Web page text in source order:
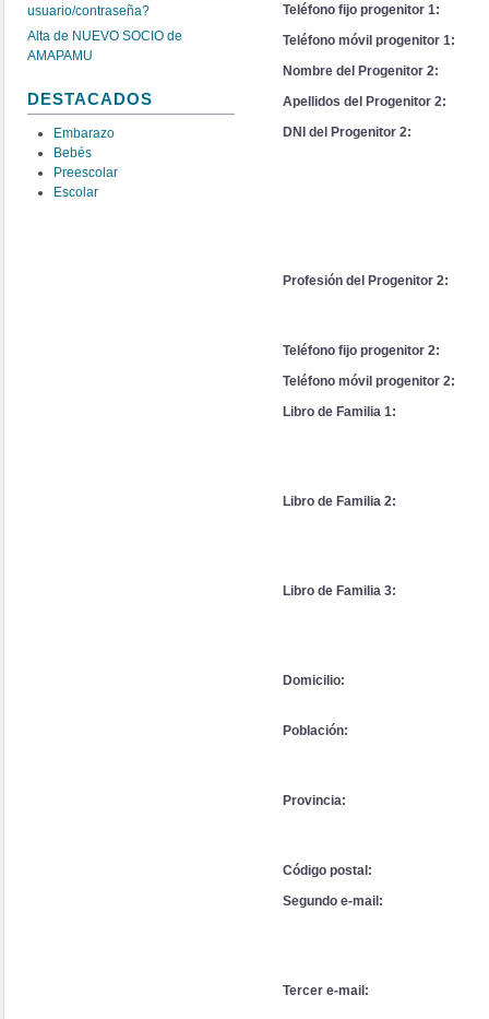
usuario/contraseña?
Alta de NUEVO SOCIO de
AMAPAMU
DESTACADOS
Embarazo
Bebés
Preescolar
Escolar
Teléfono fijo progenitor 1:
Teléfono móvil progenitor 1:
Nombre del Progenitor 2:
Apellidos del Progenitor 2:
DNI del Progenitor 2:
Profesión del Progenitor 2:
Teléfono fijo progenitor 2:
Teléfono móvil progenitor 2:
Libro de Familia 1:
Libro de Familia 2:
Libro de Familia 3:
Domicilio:
Población:
Provincia:
Código postal:
Segundo e-mail:
Tercer e-mail: